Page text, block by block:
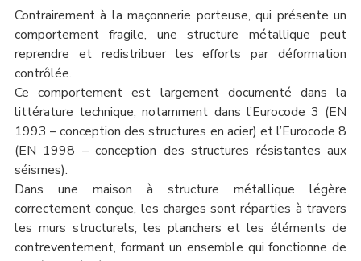
Contrairement à la maçonnerie porteuse, qui présente un
comportement fragile, une structure métallique peut
reprendre et redistribuer les efforts par déformation
contrôlée.
Ce comportement est largement documenté dans la
littérature technique, notamment dans l’Eurocode 3 (EN
1993 – conception des structures en acier) et l’Eurocode 8
(EN 1998 – conception des structures résistantes aux
séismes).
Dans une maison à structure métallique légère
correctement conçue, les charges sont réparties à travers
les murs structurels, les planchers et les éléments de
contreventement, formant un ensemble qui fonctionne de